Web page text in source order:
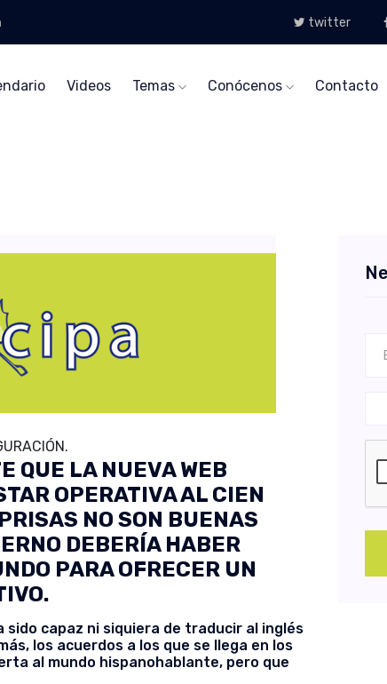
twitter
Videos Temas Conócenos Contacto
QUE LA NUEVA WEB
OPERATIVA AL CIEN
NO SON BUENAS
DEBERÍA HABER
PARA OFRECER UN
sido capaz ni siquiera de traducir al inglés
los acuerdos a los que se llega en los
al mundo hispanohablante, pero que